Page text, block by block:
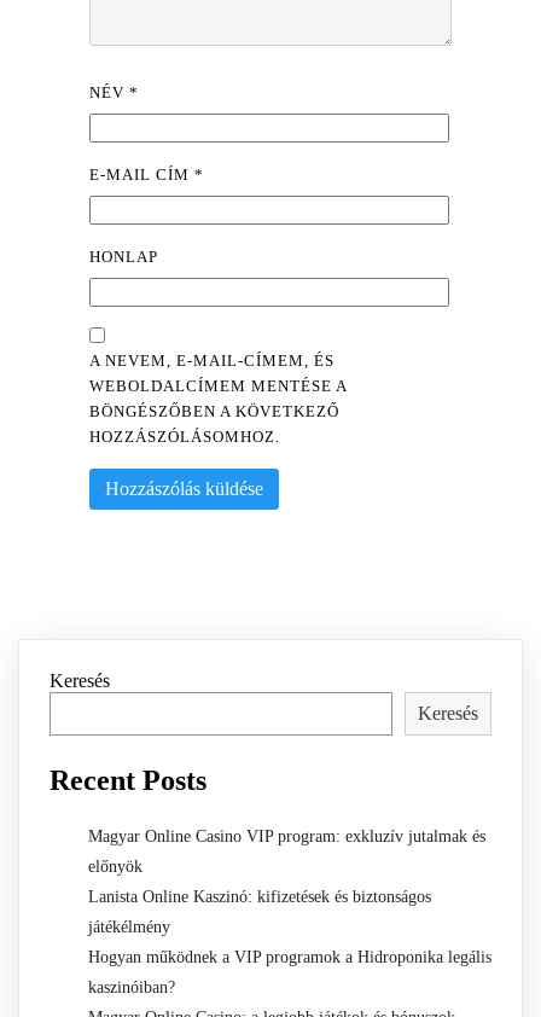
NÉV*
E-MAIL CÍM*
HONLAP
A NEVEM, E-MAIL-CÍMEM, ÉS
WEBOLDALCÍMEM MENTÉSE A
BÖNGÉSZŐBEN A KÖVETKEZŐ
HOZZÁSZÓLÁSOMHOZ.
Keresés
Keresés
Recent Posts
Magyar Online Casino VIP program: exkluzív jutalmak és
előnyök
Lanista Online Kaszinó: kifizetések és biztonságos
játékélmény
Hogyan működnek a VIP programok a Hidroponika legális
kaszinóiban?